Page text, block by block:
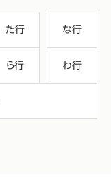
た行 な行
ら行 わ行